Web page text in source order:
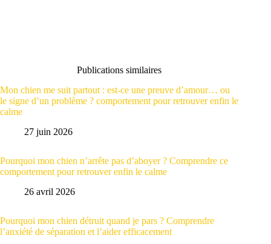
Publications similaires
Mon chien me suit partout : est-ce une preuve d’amour… ou
le signe d’un problème ? comportement pour retrouver enfin le
calme
27 juin 2026
Pourquoi mon chien n’arrête pas d’aboyer ? Comprendre ce
comportement pour retrouver enfin le calme
26 avril 2026
Pourquoi mon chien détruit quand je pars ? Comprendre
l’anxiété de séparation et l’aider efficacement